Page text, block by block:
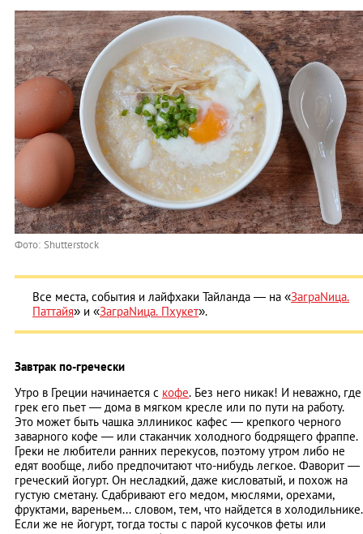
Фото: Shutterstock
Все места, события и лайфхаки Тайланда — на «ЗаграNица.
Паттайя» и «ЗаграNица. Пхукет».
Завтрак по-гречески
Утро в Греции начинается с кофе. Без него никак! И неважно, где
грек его пьет ― дома в мягком кресле или по пути на работу.
Это может быть чашка эллиникос кафес ― крепкого черного
заварного кофе — или стаканчик холодного бодрящего фраппе.
Греки не любители ранних перекусов, поэтому утром либо не
едят вообще, либо предпочитают что-нибудь легкое. Фаворит ―
греческий йогурт. Он несладкий, даже кисловатый, и похож на
густую сметану. Сдабривают его медом, мюслями, орехами,
фруктами, вареньем... словом, тем, что найдется в холодильнике.
Если же не йогурт, тогда тосты с парой кусочков феты или